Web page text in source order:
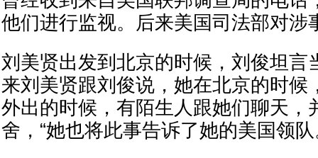
他们进行监视。后来美国司法部对涉
刘美贤出发到北京的时候，刘俊坦言
来刘美贤跟刘俊说，她在北京的时候
外出的时候，有陌生人跟她们聊天，
舍，“她也将此事告诉了她的美国领队